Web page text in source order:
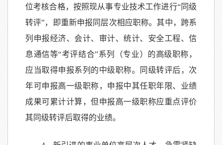
位考核合格，按照现从事专业技术工作进行“同级
转评”，即重新申报同层次相应职称。其中，跨系
列申报经济、会计、审计、统计、安全工程、信
息通信等“考评结合”系列（专业）的高级职称，
应当取得申报系列的中级职称。同级转评后，次
年可申报高一级职称，申报中其任职年限、业绩
成果可累计计算，但申报高一级职称应重点评价
其同级转评后取得的业绩。